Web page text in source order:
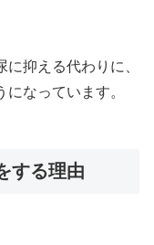
抑える代わりに、
になっています。
する理由